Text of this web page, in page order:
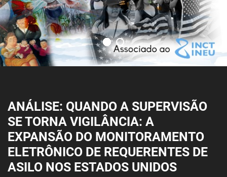
ANÁLISE: QUANDO A SUPERVISÃO
SE TORNA VIGILÂNCIA: A
EXPANSÃO DO MONITORAMENTO
ELETRÔNICO DE REQUERENTES DE
ASILO NOS ESTADOS UNIDOS